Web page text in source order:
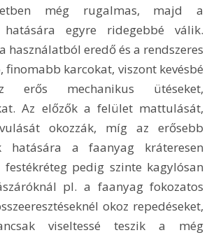
még rugalmas, majd a
hatására egyre ridegebbé válik.
használatból eredő és a rendszeres
karcokat, viszont kevésbé
erős mechanikus ütéseket,
Az előzők a felület mattulását,
okozzák, míg az erősebb
hatására a faanyag kráteresen
pedig szinte kagylósan
pl. a faanyag fokozatos
okoz repedéseket,
viseltessé teszik a még